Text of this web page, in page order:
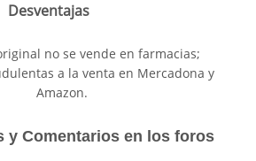
Desventajas
no se vende en farmacias;
a la venta en Mercadona y
Amazon.
y Comentarios en los foros